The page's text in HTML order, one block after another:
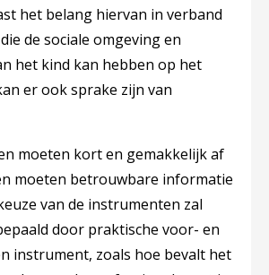
het belang hiervan in verband
de sociale omgeving en
het kind kan hebben op het
er ook sprake zijn van
moeten kort en gemakkelijk af
moeten betrouwbare informatie
van de instrumenten zal
door praktische voor- en
instrument, zoals hoe bevalt het